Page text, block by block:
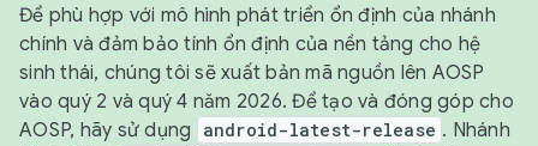
Để phù hợp với mô hình phát triển ổn định của nhánh
chính và đảm bảo tính ổn định của nền tảng cho hệ
sinh thái, chúng tôi sẽ xuất bản mã nguồn lên AOSP
vào quý 2 và quý 4 năm 2026. Để tạo và đóng góp cho
AOSP, hãy sử dụng
android-latest-release . Nhánh